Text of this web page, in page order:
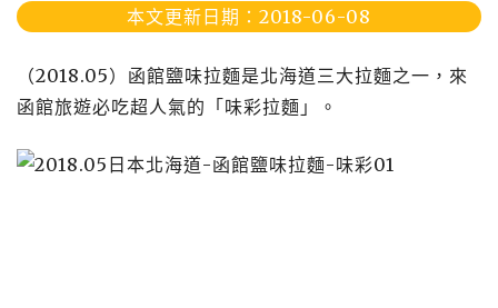
本文更新日期：2018-06-08
（2018.05）函館鹽味拉麵是北海道三大拉麵之一，來
函館旅遊必吃超人氣的「味彩拉麵」。